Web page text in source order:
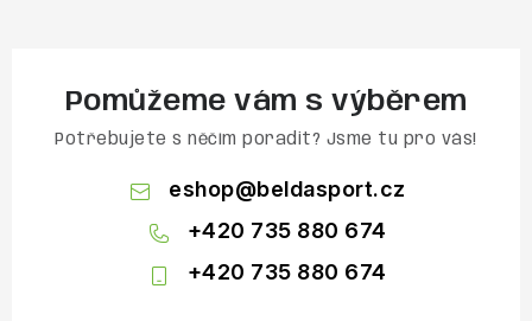
Pomůžeme vám s výběrem
Potřebujete s něčím poradit? Jsme tu pro vás!
eshop@beldasport.cz
+420 735 880 674
+420 735 880 674